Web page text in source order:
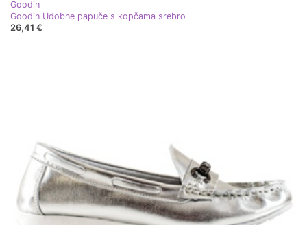
Goodin
Goodin Udobne papuče s kopčama srebro
26,41 €